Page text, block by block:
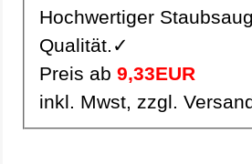
Hochwertiger
Qualität.✓
Preis ab 9,33EUR
inkl. Mwst, zzgl.